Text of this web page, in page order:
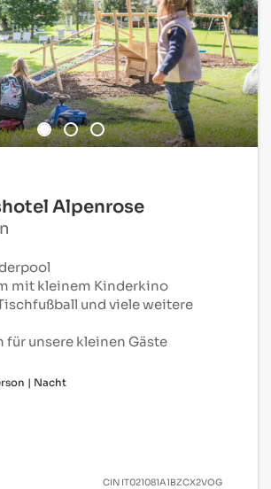
Alpenrose
mit kleinem Kinderkino
und viele weitere
unsere kleinen Gäste
| Nacht
CIN IT021081A1BZCX2VOG